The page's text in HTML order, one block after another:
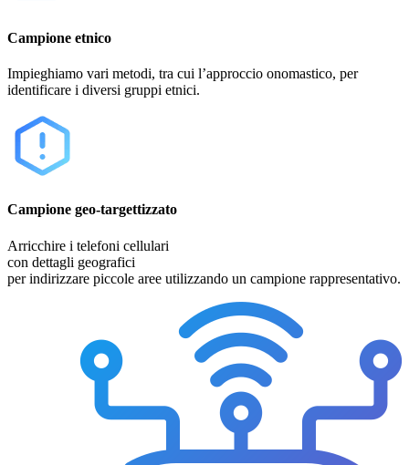
Campione etnico
Impieghiamo vari metodi, tra cui l’approccio onomastico, per
identificare i diversi gruppi etnici.
Campione geo-targettizzato
Arricchire i telefoni cellulari
con dettagli geografici
per indirizzare piccole aree utilizzando un campione rappresentativo.